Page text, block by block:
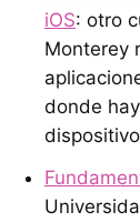
iOS: otro
Monterey
donde